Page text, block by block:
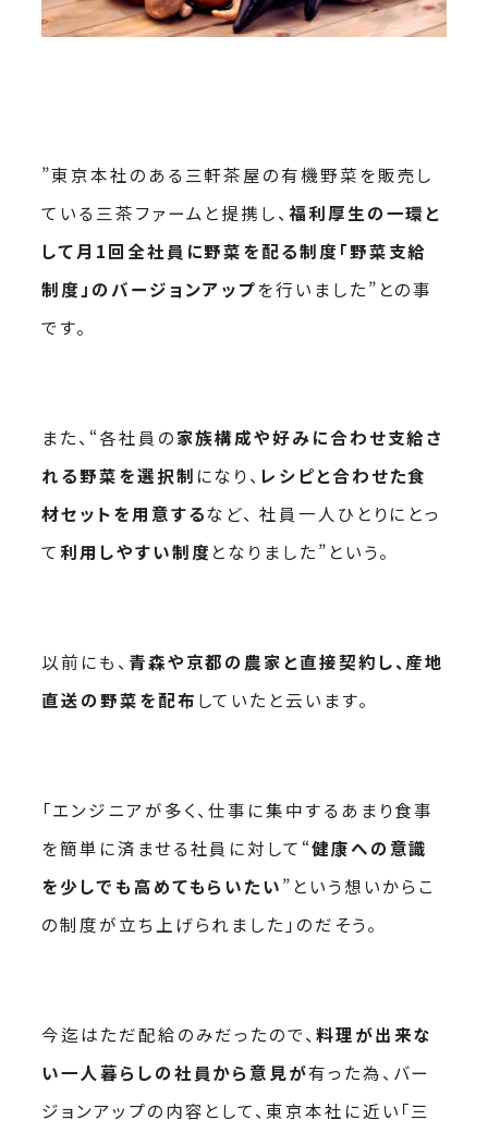
”東京本社のある三軒茶屋の有機野菜を販売し
ている三茶ファームと提携し、 福利厚生の一環と
して月1回全社員に野菜を配る制度「野菜支給
制度」のバージョンアップを行いました”との事
です。
また、“各社員の家族構成や好みに合わせ支給さ
れる野菜を選択制 になり、 レシピと合わせた食
材セットを用意するなど、 社員一人ひとりにとっ
て 利用しやすい制度 となりました”という。
以前にも、 青森や京都の農家と直接契約し、産地
直送の野菜を配布 していたと云います。
「エンジニアが多く、仕事に集中するあまり食事
を簡単に済ませる社員に対して“健康への意識
を少しでも高めてもらいたい”という想いからこ
の制度が立ち上げられました」のだそう。
今迄はただ配給のみだったので、 料理が出来な
い一人暮らしの社員から意見が有った為、バー
ジョンアップの内容として、東京本社に近い「三